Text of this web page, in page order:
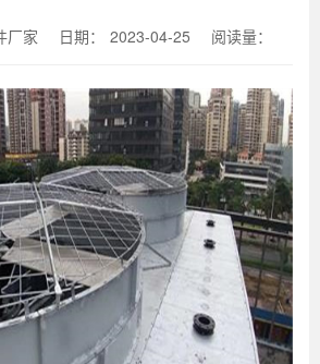
厂家 日期： 2023-04-25 阅读量：